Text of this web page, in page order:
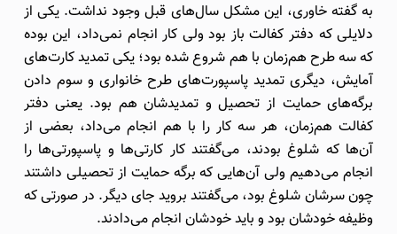
به گفته خاوری، این مشکل سال‌های قبل وجود نداشت. یکی از
دلایلی که دفتر کفالت باز بود ولی کار انجام نمی‌داد، این بوده
که سه طرح هم‌زمان با هم شروع شده بود؛ یکی تمدید کارت‌های
آمایش، دیگری تمدید پاسپورت‌های طرح خانواری و سوم دادن
برگه‌های حمایت از تحصیل و تمدیدشان هم بود. یعنی دفتر
کفالت هم‌زمان، هر سه کار را با هم انجام می‌داد، بعضی از
آن‌ها که شلوغ بودند، می‌گفتند کار کارتی‌ها و پاسپورتی‌ها را
انجام می‌دهیم ولی آن‌هایی که برگه حمایت از تحصیلی داشتند
چون سرشان شلوغ بود، می‌گفتند بروید جای دیگر. در صورتی که
وظیفه خودشان بود و باید خودشان انجام می‌دادند.